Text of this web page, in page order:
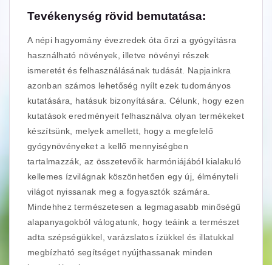
Tevékenység rövid bemutatása:
A népi hagyomány évezredek óta őrzi a gyógyításra
használható növények, illetve növényi részek
ismeretét és felhasználásának tudását. Napjainkra
azonban számos lehetőség nyílt ezek tudományos
kutatására, hatásuk bizonyítására. Célunk, hogy ezen
kutatások eredményeit felhasználva olyan termékeket
készítsünk, melyek amellett, hogy a megfelelő
gyógynövényeket a kellő mennyiségben
tartalmazzák, az összetevőik harmóniájából kialakuló
kellemes ízvilágnak köszönhetően egy új, élményteli
világot nyissanak meg a fogyasztók számára.
Mindehhez természetesen a legmagasabb minőségű
alapanyagokból válogatunk, hogy teáink a természet
adta szépségükkel, varázslatos ízükkel és illatukkal
megbízható segítséget nyújthassanak minden